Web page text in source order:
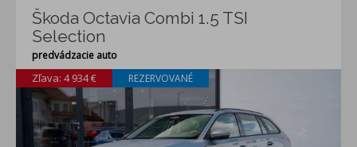
Škoda Octavia Combi 1.5 TSI
Selection
predvádzacie auto
Zľava: 4 934 € REZERVOVANÉ